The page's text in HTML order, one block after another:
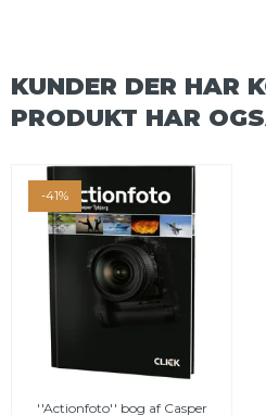
KUNDER DER HAR
PRODUKT HAR
-41%
''Actionfoto'' bog af Casper